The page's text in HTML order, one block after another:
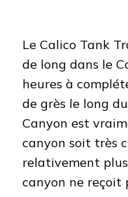
Le Calico Tank
de long dans le
heures à
de grès le long
Canyon est
canyon soit très
relativement
canyon ne reçoit